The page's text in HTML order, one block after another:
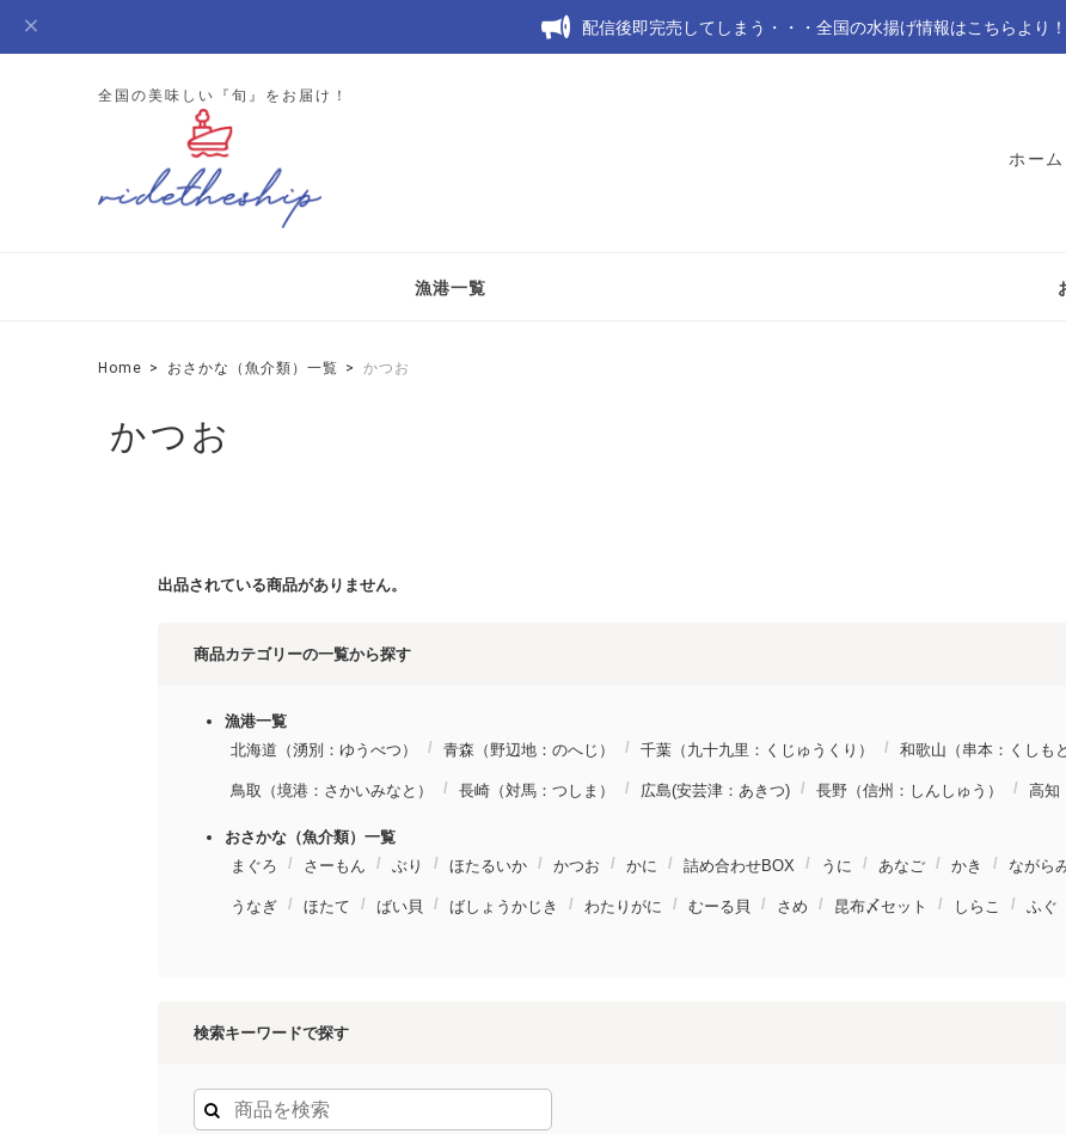
配信後即完売してしまう・・・全国の水揚げ情報はこちらより！
全国の美味しい『旬』をお届け！
ホーム
漁港一覧
Home おさかな（魚介類）一覧 かつお
かつお
出品されている商品がありません。
商品カテゴリーの一覧から探す
漁港一覧
北海道（湧別：ゆうべつ）
青森（野辺地：のへじ） 千葉（九十九里：くじゅうくり） 和歌山（串本：くしもと
鳥取（境港：さかいみなと） 長崎（対馬：つしま） 広島(安芸津：あきつ) 長野（信州：しんしゅう） 高知
おさかな（魚介類）一覧
まぐろ
さーもん ぶり ほたるいか かつお かに 詰め合わせBOX うに あなご かき ながら
うなぎ ほたて ばい貝 ばしょうかじき わたりがに むーる貝 さめ 昆布〆セット しらこ ふぐ
検索キーワードで探す